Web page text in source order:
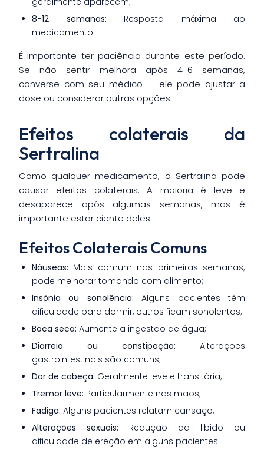
8-12 semanas: Resposta máxima ao
medicamento.
É importante ter paciência durante este período.
Se não sentir melhora após 4-6 semanas,
converse com seu médico — ele pode ajustar a
dose ou considerar outras opções.
Efeitos colaterais da
Sertralina
Como qualquer medicamento, a Sertralina pode
causar efeitos colaterais. A maioria é leve e
desaparece após algumas semanas, mas é
importante estar ciente deles.
Efeitos Colaterais Comuns
Náuseas: Mais comum nas primeiras semanas;
pode melhorar tomando com alimento;
Insônia ou sonolência: Alguns pacientes têm
dificuldade para dormir, outros ficam sonolentos;
Boca seca: Aumente a ingestão de água;
Diarreia ou constipação: Alterações
gastrointestinais são comuns;
Dor de cabeça: Geralmente leve e transitória;
Tremor leve: Particularmente nas mãos;
Fadiga: Alguns pacientes relatam cansaço;
Alterações sexuais: Redução da libido ou
dificuldade de ereção em alguns pacientes.